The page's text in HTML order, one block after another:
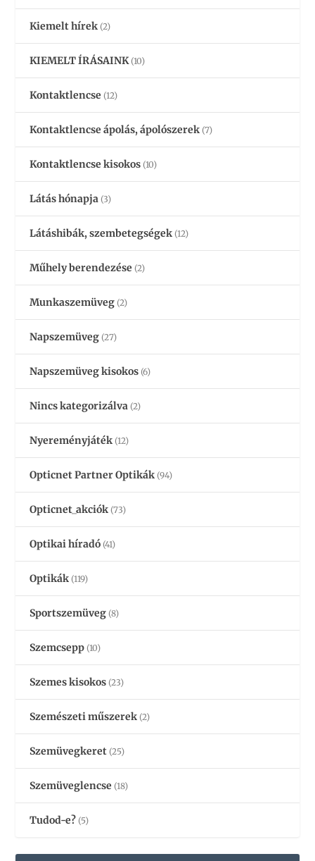
Kiemelt hírek (2)
KIEMELT ÍRÁSAINK (10)
Kontaktlencse (12)
Kontaktlencse ápolás, ápolószerek (7)
Kontaktlencse kisokos (10)
Látás hónapja (3)
Látáshibák, szembetegségek (12)
Műhely berendezése (2)
Munkaszemüveg (2)
Napszemüveg (27)
Napszemüveg kisokos (6)
Nincs kategorizálva (2)
Nyereményjáték (12)
Opticnet Partner Optikák (94)
Opticnet_akciók (73)
Optikai híradó (41)
Optikák (119)
Sportszemüveg (8)
Szemcsepp (10)
Szemes kisokos (23)
Szemészeti műszerek (2)
Szemüvegkeret (25)
Szemüveglencse (18)
Tudod-e? (5)